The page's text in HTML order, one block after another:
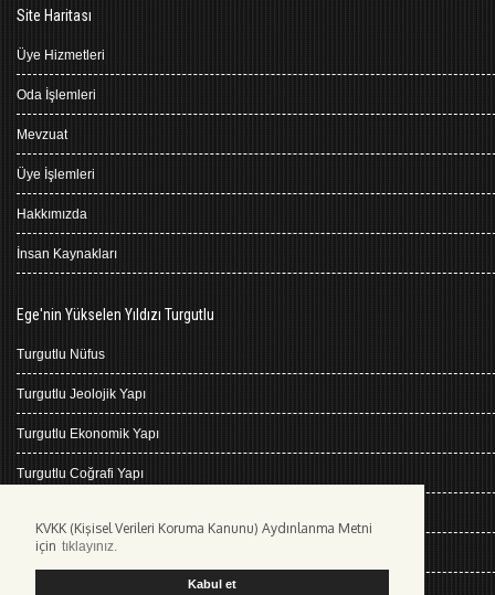
KVKK (Kişisel Verileri Koruma Kanunu) Aydınlanma Metni
için tıklayınız.
Kabul et
Site Haritası
Üye Hizmetleri
Oda İşlemleri
Mevzuat
Üye İşlemleri
Hakkımızda
İnsan Kaynakları
Ege'nin Yükselen Yıldızı Turgutlu
Turgutlu Nüfus
Turgutlu Jeolojik Yapı
Turgutlu Ekonomik Yapı
Turgutlu Coğrafi Yapı
Turgutlu İklimi